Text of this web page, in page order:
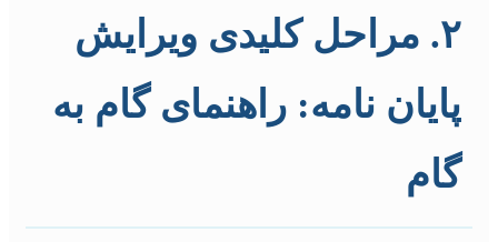
۲. مراحل کلیدی ویرایش
پایان نامه: راهنمای گام به
گام